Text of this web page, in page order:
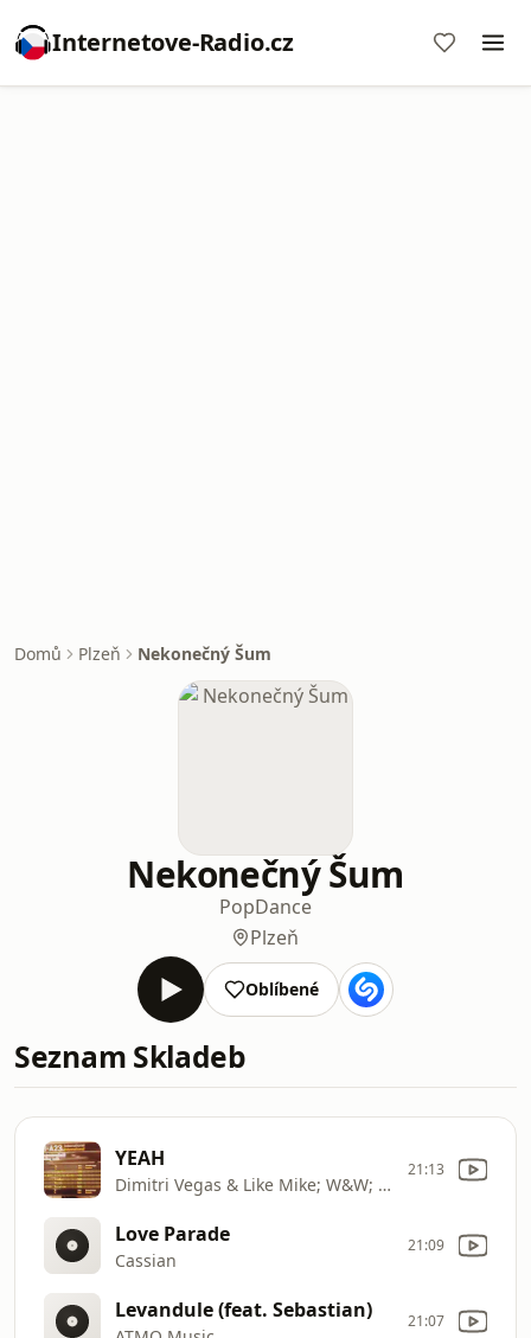
Internetove-Radio.cz
Domů Plzeň Nekonečný Šum
Nekonečný Šum
PopDance
Plzeň
Oblíbené
Seznam Skladeb
YEAH
Dimitri Vegas & Like Mike; W&W; Marnik; Dimitri Vegas
21:13
Love Parade
Cassian
21:09
Levandule (feat. Sebastian) 21:07